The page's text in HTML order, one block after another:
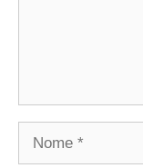
Nome